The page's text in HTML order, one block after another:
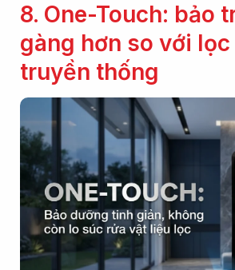
8. One-Touch: bảo
gàng hơn so với
truyền thống